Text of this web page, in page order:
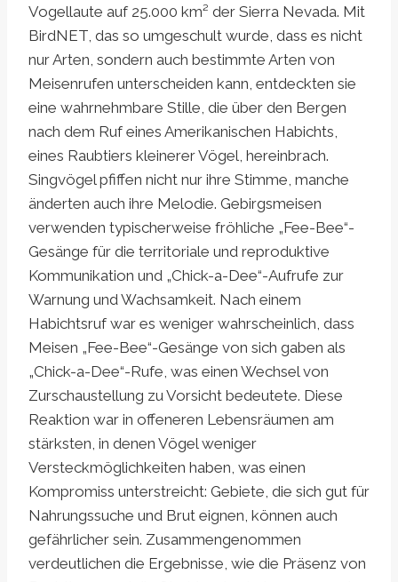
Vogellaute auf 25.000 km² der Sierra Nevada. Mit
BirdNET, das so umgeschult wurde, dass es nicht
nur Arten, sondern auch bestimmte Arten von
Meisenrufen unterscheiden kann, entdeckten sie
eine wahrnehmbare Stille, die über den Bergen
nach dem Ruf eines Amerikanischen Habichts,
eines Raubtiers kleinerer Vögel, hereinbrach.
Singvögel pfiffen nicht nur ihre Stimme, manche
änderten auch ihre Melodie. Gebirgsmeisen
verwenden typischerweise fröhliche „Fee-Bee“-
Gesänge für die territoriale und reproduktive
Kommunikation und „Chick-a-Dee“-Aufrufe zur
Warnung und Wachsamkeit. Nach einem
Habichtsruf war es weniger wahrscheinlich, dass
Meisen „Fee-Bee“-Gesänge von sich gaben als
„Chick-a-Dee“-Rufe, was einen Wechsel von
Zurschaustellung zu Vorsicht bedeutete. Diese
Reaktion war in offeneren Lebensräumen am
stärksten, in denen Vögel weniger
Versteckmöglichkeiten haben, was einen
Kompromiss unterstreicht: Gebiete, die sich gut für
Nahrungssuche und Brut eignen, können auch
gefährlicher sein. Zusammengenommen
verdeutlichen die Ergebnisse, wie die Präsenz von